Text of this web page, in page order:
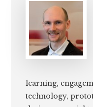
learning,
technology,